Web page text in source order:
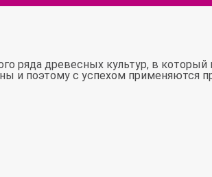
ряда древесных культур, в
поэтому с успехом применяются